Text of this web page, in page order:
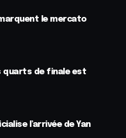
le mercato
quarts de finale est
l’arrivée de Yan